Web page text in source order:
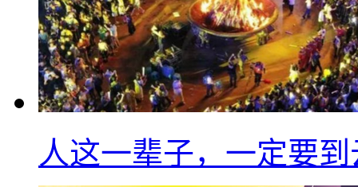
人这一辈子，一定要